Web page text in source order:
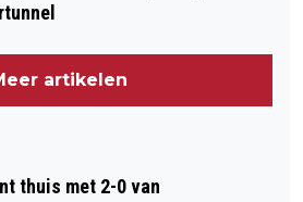
artikelen
thuis met 2-0 van